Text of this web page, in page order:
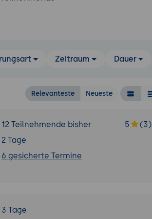
Zeitraum Dauer
Relevanteste Neueste
12 Teilnehmende bisher 5
(3)
2 Tage
6 gesicherte Termine
3 Tage